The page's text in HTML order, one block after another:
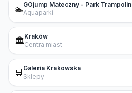
🏊GOjump Mateczny - Park Trampolin
Aquaparki
🏛️Kraków
Centra miast
🛒Galeria Krakowska
Sklepy